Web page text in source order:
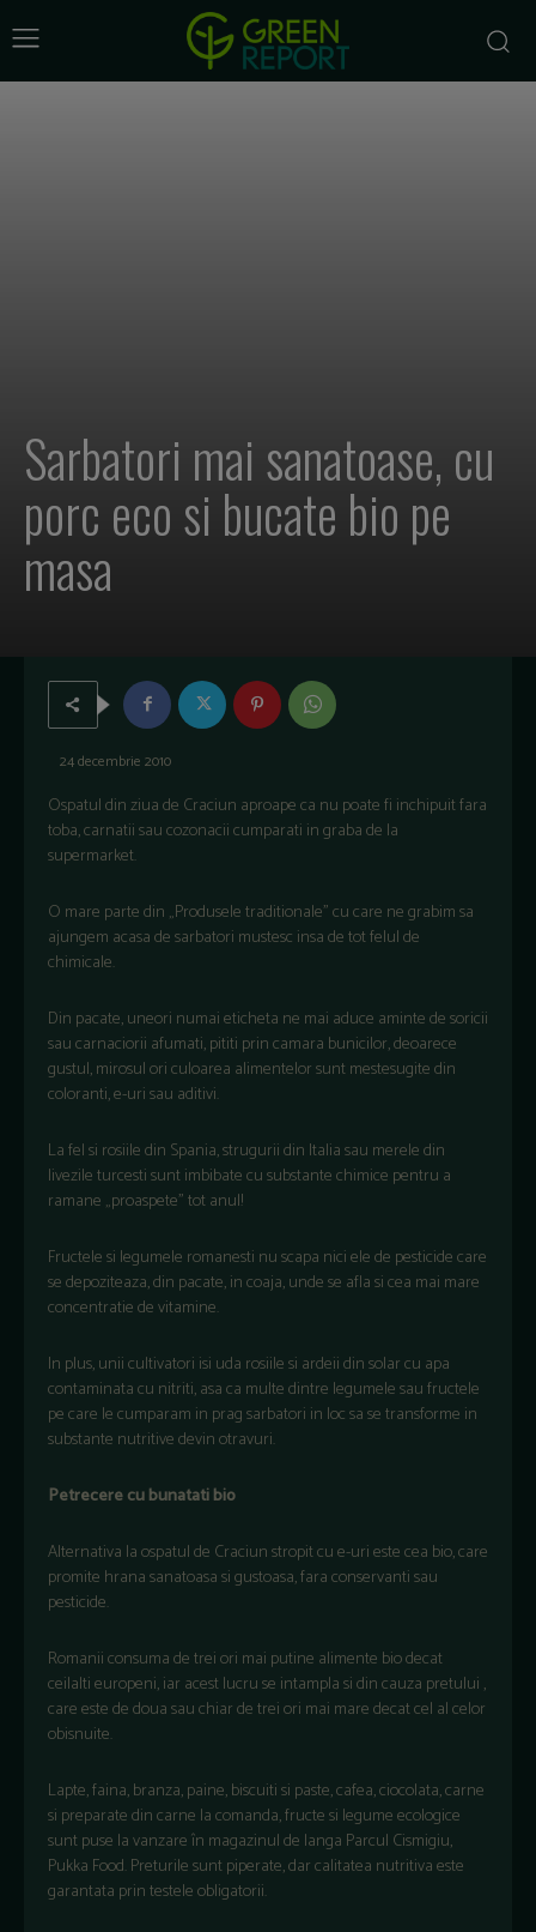
Sarbatori mai sanatoase, cu
porc eco si bucate bio pe
masa
24 decembrie 2010
Ospatul din ziua de Craciun aproape ca nu poate fi inchipuit fara
toba, carnatii sau cozonacii cumparati in graba de la
supermarket.
O mare parte din „Produsele traditionale” cu care ne grabim sa
ajungem acasa de sarbatori mustesc insa de tot felul de
chimicale.
Din pacate, uneori numai eticheta ne mai aduce aminte de soricii
sau carnaciorii afumati, pititi prin camara bunicilor, deoarece
gustul, mirosul ori culoarea alimentelor sunt mestesugite din
coloranti, e-uri sau aditivi.
La fel si rosiile din Spania, strugurii din Italia sau merele din
livezile turcesti sunt imbibate cu substante chimice pentru a
ramane „proaspete” tot anul!
Fructele si legumele romanesti nu scapa nici ele de pesticide care
se depoziteaza, din pacate, in coaja, unde se afla si cea mai mare
concentratie de vitamine.
In plus, unii cultivatori isi uda rosiile si ardeii din solar cu apa
contaminata cu nitriti, asa ca multe dintre legumele sau fructele
pe care le cumparam in prag sarbatori in loc sa se transforme in
substante nutritive devin otravuri.
Petrecere cu bunatati bio
Alternativa la ospatul de Craciun stropit cu e-uri este cea bio, care
promite hrana sanatoasa si gustoasa, fara conservanti sau
pesticide.
Romanii consuma de trei ori mai putine alimente bio decat
ceilalti europeni, iar acest lucru se intampla si din cauza pretului ,
care este de doua sau chiar de trei ori mai mare decat cel al celor
obisnuite.
Lapte, faina, branza, paine, biscuiti si paste, cafea, ciocolata, carne
si preparate din carne la comanda, fructe si legume ecologice
sunt puse la vanzare în magazinul de langa Parcul Cismigiu,
Pukka Food. Preturile sunt piperate, dar calitatea nutritiva este
garantata prin testele obligatorii.